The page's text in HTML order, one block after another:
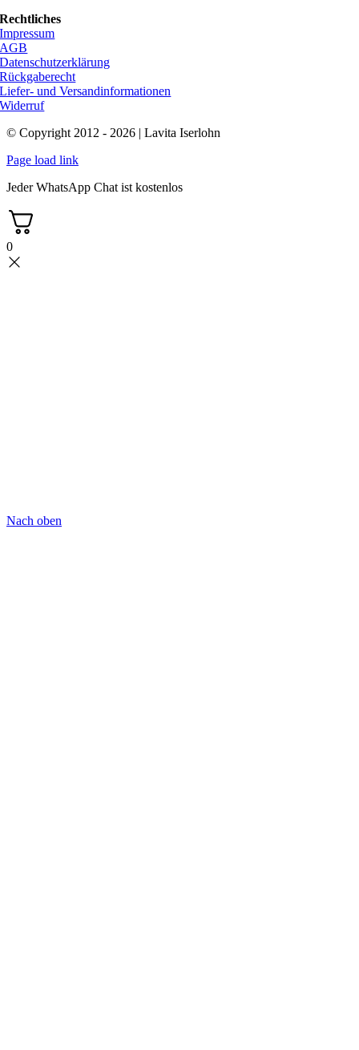
Rechtliches
Impressum
AGB
Datenschutzerklärung
Rückgaberecht
Liefer- und Versandinformationen
Widerruf
© Copyright 2012 - 2026 | Lavita Iserlohn
Page load link
Jeder WhatsApp Chat ist kostenlos
0
Nach oben